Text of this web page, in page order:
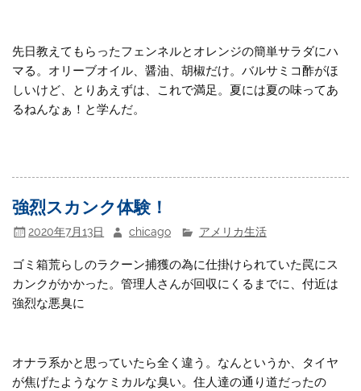
先日教えてもらったフェンネルとオレンジの簡単サラダにハ
マる。オリーブオイル、醤油、胡椒だけ。バルサミコ酢がほ
しいけど、とりあえずは、これで満足。夏には夏の味ってあ
るねんなぁ！と学んだ。
強烈スカンク体験！
2020年7月13日 chicago アメリカ生活
ゴミ箱荒らしのラクーン捕獲の為に仕掛けられていた罠にス
カンクがかかった。管理人さんが回収にくるまでに、付近は
強烈な悪臭に
オナラ系かと思っていたら全く違う。なんというか、タイヤ
が焦げたようなケミカルな臭い。住人達の通り道だったの